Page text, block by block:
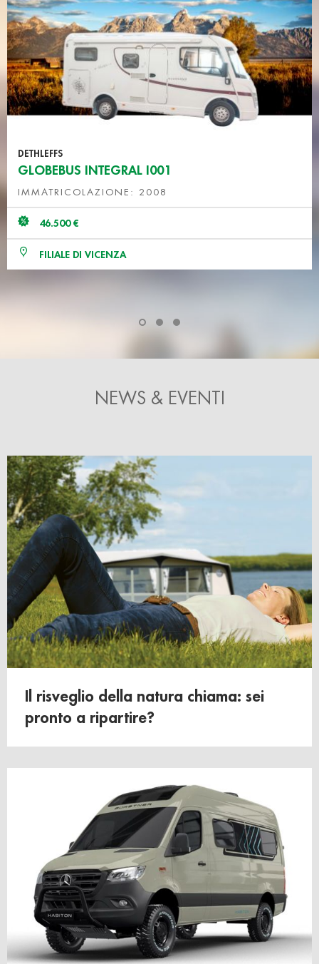
DETHLEFFS
GLOBEBUS INTEGRAL I001
IMMATRICOLAZIONE: 2008
46.500 €
FILIALE DI VICENZA
NEWS & EVENTI
Il risveglio della natura chiama: sei
pronto a ripartire?